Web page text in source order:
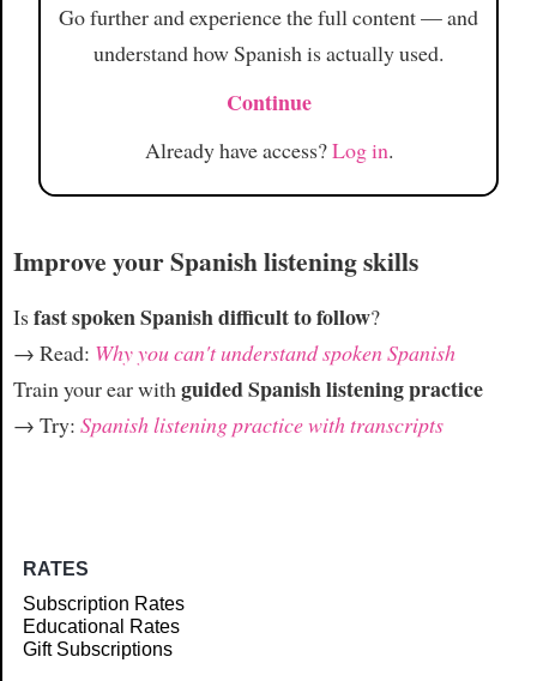
Go further and experience the full content — and
understand how Spanish is actually used.
Continue
Already have access?Log in.
Improve your Spanish listening skills
Isfast spoken Spanish difficult to follow?
→ Read: Why you can't understand spoken Spanish
Train your ear with guided Spanish listening practice
→ Try: Spanish listening practice with transcripts
RATES
Subscription Rates
Educational Rates
Gift Subscriptions